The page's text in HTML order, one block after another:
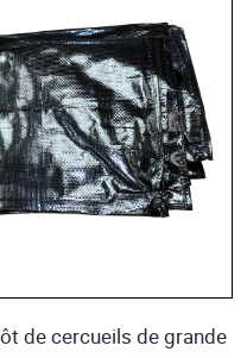
de cercueils de grande